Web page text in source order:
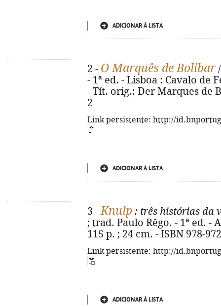
ADICIONAR À LISTA
2 - O Marquês de Bolibar
- 1ª ed. - Lisboa : Cavalo de
- Tít. orig.: Der Marques de
2
Link persistente: http://
ADICIONAR À LISTA
3 -Knulp : três histórias da
; trad. Paulo Rêgo. - 1ª ed. -
115 p. ; 24 cm. - ISBN 978-
Link persistente: http://
ADICIONAR À LISTA